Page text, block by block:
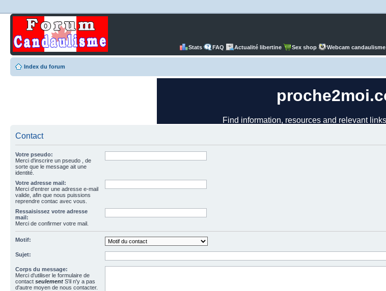
Stats FAQ Actualité libertine Sex shop Webcam candaulisme
Index du forum
Contact
Votre pseudo:
Merci d'inscrire un pseudo , de
sorte que le message ait une
identité.
Votre adresse mail:
Merci d'entrer une adresse e-mail
valide, afin que nous puissions
reprendre contac avec vous.
Ressaisissez votre adresse
mail:
Merci de confirmer votre mail.
Motif:
Sujet:
Corps du message:
Merci d'utiliser le formulaire de
contact seulement S'il n'y a pas
d'autre moyen de nous contacter.